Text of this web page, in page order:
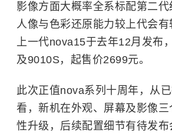
影像方面大概率全系标配第二代
人像与色彩还原能力较上代会有
上一代nova15于去年12月发布
及9010S，起售价2699元。
此次正值nova系列十周年，从
看，新机在外观、屏幕及影像
性升级，后续配置细节有待发布